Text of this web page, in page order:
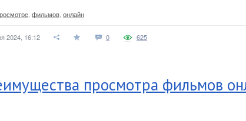
фильмов онлайн
2024, 16:12 0 625
просмотра фильмов